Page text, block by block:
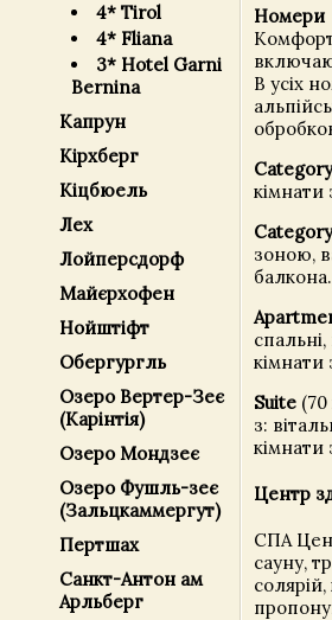
4* Tirol
4* Fliana
3* Hotel Garni
Bernina
Капрун
Кірхберг
Кіцбюель
Лех
Лойперсдорф
Майєрхофен
Нойштіфт
Обергургль
Озеро Вертер-Зеє
(Карінтія)
Озеро Мондзеє
Озеро Фушль-зеє
(Зальцкаммергут)
Пертшах
Санкт-Антон ам
Арльберг
Номери
В усіх
кімнати
зоною,
Suite
з:
Центр
СПА
сауну,